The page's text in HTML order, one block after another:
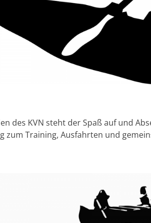
des KVN steht der Spaß auf und
zum Training, Ausfahrten und